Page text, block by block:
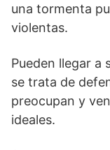
una tormenta
violentas.
Pueden llegar a
se trata de
preocupan y
ideales.